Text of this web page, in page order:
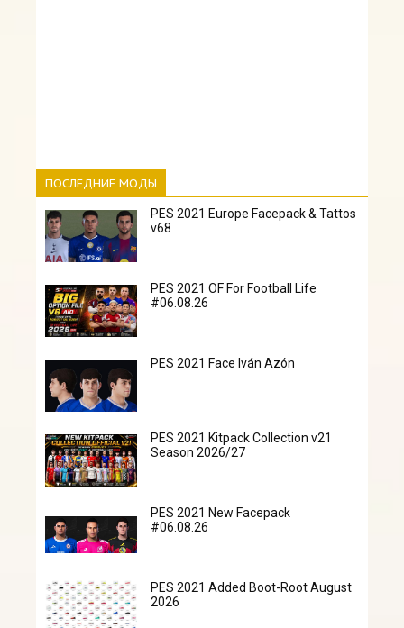
ПОСЛЕДНИЕ МОДЫ
PES 2021 Europe Facepack & Tattos
v68
PES 2021 OF For Football Life
#06.08.26
PES 2021 Face Iván Azón
PES 2021 Kitpack Collection v21
Season 2026/27
PES 2021 New Facepack
#06.08.26
PES 2021 Added Boot-Root August
2026